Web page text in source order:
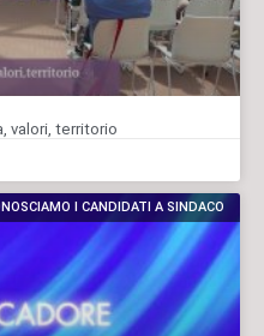
valori, territorio
I CANDIDATI A SINDACO